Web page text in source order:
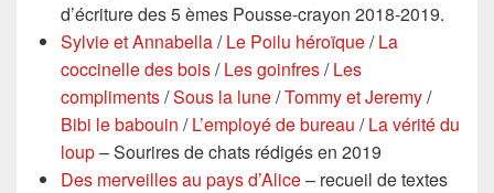
d’écriture des 5 èmes Pousse-crayon 2018-2019.
Sylvie et Annabella/Le Poilu héroïque/La
coccinelle des bois/Les goinfres/Les
compliments/Sous la lune/Tommy et Jeremy/
Bibi le babouin /L’employé de bureau /La vérité du
loup– Sourires de chats rédigés en 2019
Des merveilles au pays d’Alice– recueil de textes